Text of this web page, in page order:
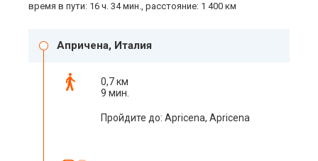
время в пути: 16 ч. 34 мин., расстояние: 1 400 км
Апричена, Италия
0,7 км
9 мин.
Пройдите до: Apricena, Apricena